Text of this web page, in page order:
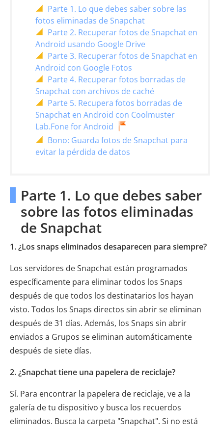
Parte 1. Lo que debes saber sobre las
fotos eliminadas de Snapchat
Parte 2. Recuperar fotos de Snapchat en
Android usando Google Drive
Parte 3. Recuperar fotos de Snapchat en
Android con Google Fotos
Parte 4. Recuperar fotos borradas de
Snapchat con archivos de caché
Parte 5. Recupera fotos borradas de
Snapchat en Android con Coolmuster
Lab.Fone for Android
Bono: Guarda fotos de Snapchat para
evitar la pérdida de datos
Parte 1. Lo que debes saber
sobre las fotos eliminadas
de Snapchat
1. ¿Los snaps eliminados desaparecen para siempre?
Los servidores de Snapchat están programados
específicamente para eliminar todos los Snaps
después de que todos los destinatarios los hayan
visto. Todos los Snaps directos sin abrir se eliminan
después de 31 días. Además, los Snaps sin abrir
enviados a Grupos se eliminan automáticamente
después de siete días.
2. ¿Snapchat tiene una papelera de reciclaje?
Sí. Para encontrar la papelera de reciclaje, ve a la
galería de tu dispositivo y busca los recuerdos
eliminados. Busca la carpeta "Snapchat". Si no está